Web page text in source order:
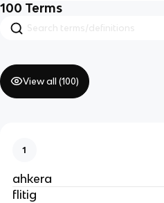
100 Terms
View all (100)
1
ahkera
flitig